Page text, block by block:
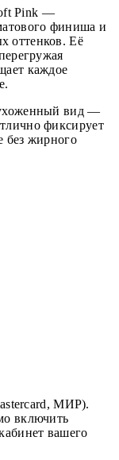
Pink —
финиша и
оттенков. Её
каждое
вид —
фиксирует
без жирного
МИР).
включить
вашего